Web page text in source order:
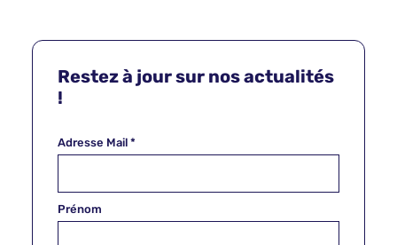
Restez à jour sur nos actualités
!
Adresse Mail *
Prénom